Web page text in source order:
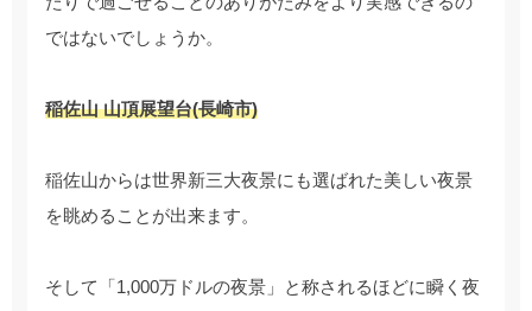
ではないでしょうか。
稲佐山 山頂展望台(長崎市)
稲佐山からは世界新三大夜景にも選ばれた美しい夜景
を眺めることが出来ます。
そして「1,000万ドルの夜景」と称されるほどに瞬く夜